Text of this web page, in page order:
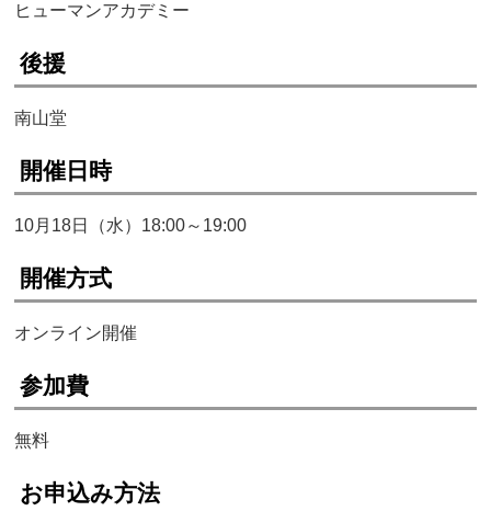
ヒューマンアカデミー
後援
南山堂
開催日時
10月18日（水）18:00～19:00
開催方式
オンライン開催
参加費
無料
お申込み方法